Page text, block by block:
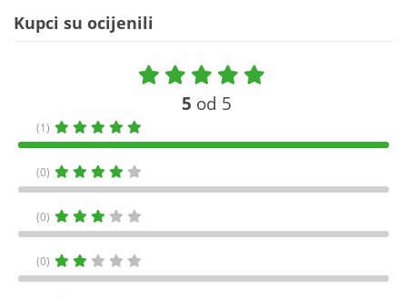
Kupci su ocijenili
5 od 5
(1)
(0)
(0)
(0)